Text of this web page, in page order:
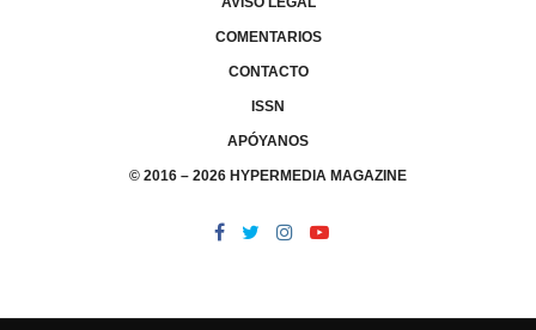
COMENTARIOS
CONTACTO
ISSN
APÓYANOS
© 2016 – 2026 HYPERMEDIA MAGAZINE